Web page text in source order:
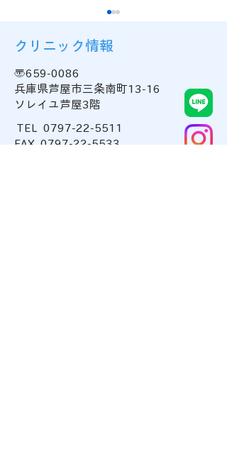
変更のお知らせ
クリニック情報
〒659-0086
兵庫県芦屋市三条南町13-16
ソレイユ芦屋3階
TEL
0797-22-5511
FAX 0797-22-5533